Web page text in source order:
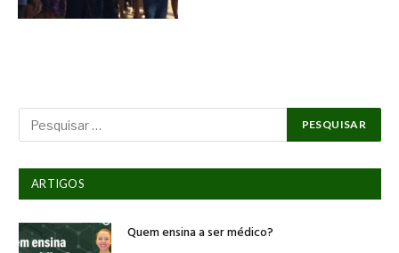
ARTIGOS
Quem ensina a ser médico?